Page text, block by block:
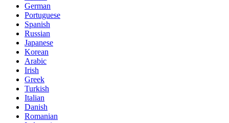
German
Portuguese
Spanish
Russian
Japanese
Korean
Arabic
Irish
Greek
Turkish
Italian
Danish
Romanian